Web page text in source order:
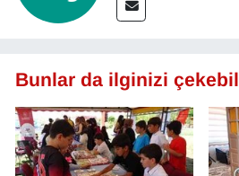
Bunlar da ilginizi